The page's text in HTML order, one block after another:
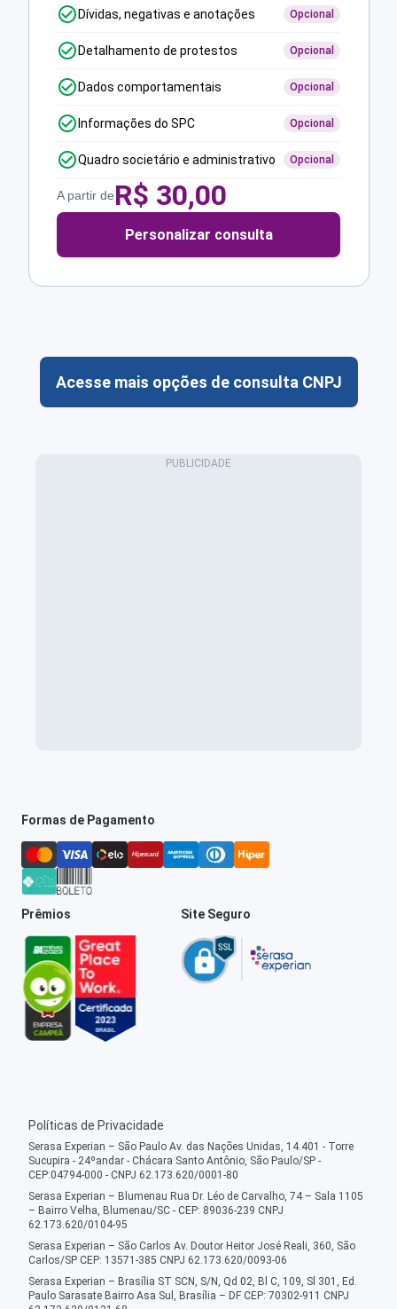
Dívidas, negativas e anotações Opcional
Detalhamento de protestos Opcional
Dados comportamentais Opcional
Informações do SPC Opcional
Quadro societário e administrativo Opcional
A partir deR$ 30,00
Personalizar consulta
Acesse mais opções de consulta CNPJ
Formas de Pagamento
Prêmios Site Seguro
Políticas de Privacidade
Serasa Experian – São Paulo Av. das Nações Unidas, 14.401 - Torre
Sucupira - 24ºandar - Chácara Santo Antônio, São Paulo/SP -
CEP:04794-000 - CNPJ 62.173.620/0001-80
Serasa Experian – Blumenau Rua Dr. Léo de Carvalho, 74 – Sala 1105
– Bairro Velha, Blumenau/SC - CEP: 89036-239 CNPJ
62.173.620/0104-95
Serasa Experian – São Carlos Av. Doutor Heitor José Reali, 360, São
Carlos/SP CEP: 13571-385 CNPJ 62.173.620/0093-06
Serasa Experian – Brasília ST SCN, S/N, Qd 02, Bl C, 109, Sl 301, Ed.
Paulo Sarasate Bairro Asa Sul, Brasília – DF CEP: 70302-911 CNPJ